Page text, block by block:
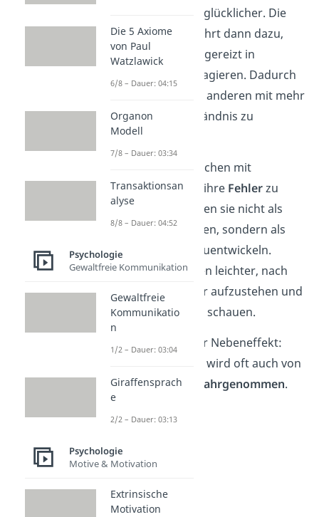
ausgeglichener und glücklicher. Die
Ausgeglichenheit
führt dann dazu,
dass sie oft weniger gereizt in
Stresssituationen reagieren. Dadurch
ist es ihnen möglich, anderen mit mehr
Empathieund Verständnis zu
begegnen.
Ebenso fällt es Menschen mit
Selbstliebeleichter, ihre Fehlerzu
akzeptieren. Sie sehen sie nicht als
persönliches Versagen, sondern als
Chance
, sich weiterzuentwickeln.
Dadurch fällt es ihnen leichter, nach
Rückschlägen wieder aufzustehen und
positivnach vorn zu schauen.
Ein weiterer positiver Nebeneffekt:
Wer sich selbst liebt, wird oft auch von
anderenpositiver wahrgenommen.
Die 5 Axiome
von Paul
Watzlawick
6/8 – Dauer: 04:15
Organon
Modell
7/8 – Dauer: 03:34
Transaktionsan
alyse
8/8 – Dauer: 04:52
Psychologie
Gewaltfreie Kommunikation
Gewaltfreie
Kommunikatio
n
1/2 – Dauer: 03:04
Giraffensprach
e
2/2 – Dauer: 03:13
Psychologie
Motive & Motivation
Extrinsische
Motivation